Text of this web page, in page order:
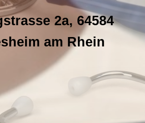
2a, 64584
am Rhein